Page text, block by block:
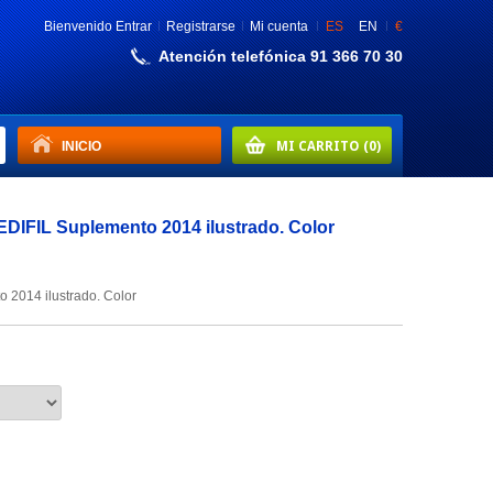
€
ES EN
BienvenidoEntrar Registrarse Mi cuenta
Atención telefónica 91 366 70 30
MI CARRITO (0)
INICIO
Suplemento 2014 ilustrado. Color
2014 ilustrado. Color